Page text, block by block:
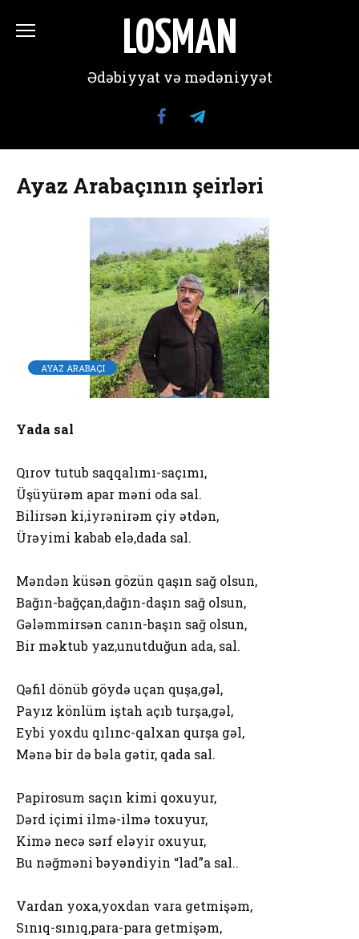
содержанию LOSMAN
Ədəbiyyat və mədəniyyət
Ayaz Arabaçının şeirləri
AYAZ ARABAÇI
Yada sal
Qırov tutub saqqalımı-saçımı,
Üşüyürəm apar məni oda sal.
Bilirsən ki,iyrənirəm çiy ətdən,
Ürəyimi kabab elə,dada sal.
Məndən küsən gözün qaşın sağ olsun,
Bağın-bağçan,dağın-daşın sağ olsun,
Gələmmirsən canın-başın sağ olsun,
Bir məktub yaz,unutduğun ada, sal.
Qəfil dönüb göydə uçan quşa,gəl,
Payız könlüm iştah açıb turşa,gəl,
Eybi yoxdu qılınc-qalxan qurşa gəl,
Mənə bir də bəla gətir, qada sal.
Papirosum saçın kimi qoxuyur,
Dərd içimi ilmə-ilmə toxuyur,
Kimə necə sərf eləyir oxuyur,
Bu nəğməni bəyəndiyin “lad”a sal..
Vardan yoxa,yoxdan vara getmişəm,
Sınıq-sınıq,para-para getmişəm,